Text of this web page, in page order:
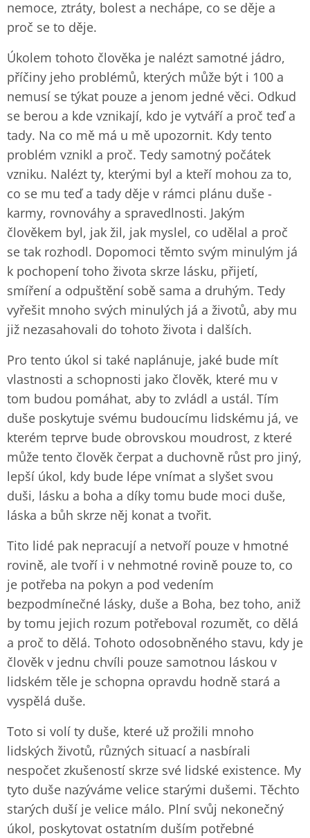
nemoce, ztráty, bolest a nechápe, co se děje a
proč se to děje.
Úkolem tohoto člověka je nalézt samotné jádro,
příčiny jeho problémů, kterých může být i 100 a
nemusí se týkat pouze a jenom jedné věci. Odkud
se berou a kde vznikají, kdo je vytváří a proč teď a
tady. Na co mě má u mě upozornit. Kdy tento
problém vznikl a proč. Tedy samotný počátek
vzniku. Nalézt ty, kterými byl a kteří mohou za to,
co se mu teď a tady děje v rámci plánu duše -
karmy, rovnováhy a spravedlnosti. Jakým
člověkem byl, jak žil, jak myslel, co udělal a proč
se tak rozhodl. Dopomoci těmto svým minulým já
k pochopení toho života skrze lásku, přijetí,
smíření a odpuštění sobě sama a druhým. Tedy
vyřešit mnoho svých minulých já a životů, aby mu
již nezasahovali do tohoto života i dalších.
Pro tento úkol si také naplánuje, jaké bude mít
vlastnosti a schopnosti jako člověk, které mu v
tom budou pomáhat, aby to zvládl a ustál. Tím
duše poskytuje svému budoucímu lidskému já, ve
kterém teprve bude obrovskou moudrost, z které
může tento člověk čerpat a duchovně růst pro jiný,
lepší úkol, kdy bude lépe vnímat a slyšet svou
duši, lásku a boha a díky tomu bude moci duše,
láska a bůh skrze něj konat a tvořit.
Tito lidé pak nepracují a netvoří pouze v hmotné
rovině, ale tvoří i v nehmotné rovině pouze to, co
je potřeba na pokyn a pod vedením
bezpodmínečné lásky, duše a Boha, bez toho, aniž
by tomu jejich rozum potřeboval rozumět, co dělá
a proč to dělá. Tohoto odosobněného stavu, kdy je
člověk v jednu chvíli pouze samotnou láskou v
lidském těle je schopna opravdu hodně stará a
vyspělá duše.
Toto si volí ty duše, které už prožili mnoho
lidských životů, různých situací a nasbírali
nespočet zkušeností skrze své lidské existence. My
tyto duše nazýváme velice starými dušemi. Těchto
starých duší je velice málo. Plní svůj nekonečný
úkol, poskytovat ostatním duším potřebné